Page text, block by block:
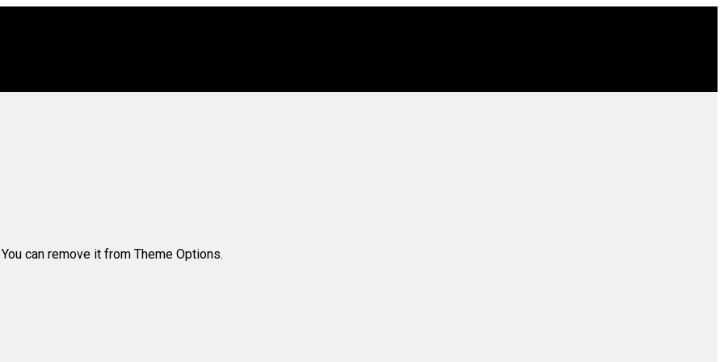
can remove it from Theme Options.